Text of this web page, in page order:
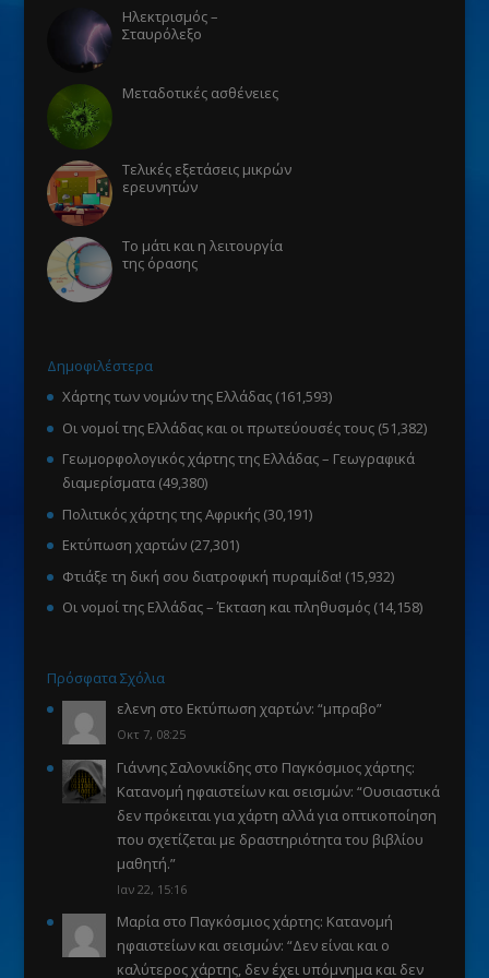
Ηλεκτρισμός –
Σταυρόλεξο
Μεταδοτικές ασθένειες
Τελικές εξετάσεις μικρών
ερευνητών
Το μάτι και η λειτουργία
της όρασης
Δημοφιλέστερα
Χάρτης των νομών της Ελλάδας (161,593)
Οι νομοί της Ελλάδας και οι πρωτεύουσές τους (51,382)
Γεωμορφολογικός χάρτης της Ελλάδας – Γεωγραφικά
διαμερίσματα (49,380)
Πολιτικός χάρτης της Αφρικής (30,191)
Εκτύπωση χαρτών (27,301)
Φτιάξε τη δική σου διατροφική πυραμίδα! (15,932)
Οι νομοί της Ελλάδας – Έκταση και πληθυσμός (14,158)
Πρόσφατα Σχόλια
ελενη στο Εκτύπωση χαρτών: “μπραβο”
Οκτ 7, 08:25
Γιάννης Σαλονικίδηςστο Παγκόσμιος χάρτης:
Κατανομή ηφαιστείων και σεισμών: “Ουσιαστικά
δεν πρόκειται για χάρτη αλλά για οπτικοποίηση
που σχετίζεται με δραστηριότητα του βιβλίου
μαθητή.”
Ιαν 22, 15:16
Μαρίαστο Παγκόσμιος χάρτης: Κατανομή
ηφαιστείων και σεισμών: “Δεν είναι και ο
καλύτερος χάρτης, δεν έχει υπόμνημα και δεν